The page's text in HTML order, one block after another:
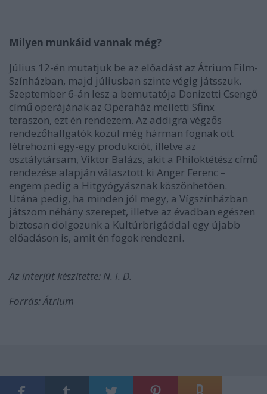
Milyen munkáid vannak még?
Július 12-én mutatjuk be az előadást az Átrium Film-
Színházban, majd júliusban szinte végig játsszuk.
Szeptember 6-án lesz a bemutatója Donizetti Csengő
című operájának az Operaház melletti Sfinx
teraszon, ezt én rendezem. Az addigra végzős
rendezőhallgatók közül még hárman fognak ott
létrehozni egy-egy produkciót, illetve az
osztálytársam, Viktor Balázs, akit a Philoktétész című
rendezése alapján választott ki Anger Ferenc –
engem pedig a Hitgyógyásznak köszönhetően.
Utána pedig, ha minden jól megy, a Vígszínházban
játszom néhány szerepet, illetve az évadban egészen
biztosan dolgozunk a Kultúrbrigáddal egy újabb
előadáson is, amit én fogok rendezni.
Az interjút készítette: N. I. D.
Forrás: Átrium